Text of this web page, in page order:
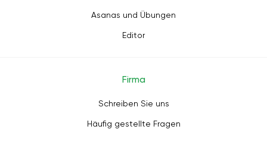
Asanas und Übungen
Editor
Firma
Schreiben Sie uns
Häufig gestellte Fragen